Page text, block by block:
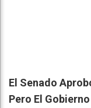
El Senado
Pero El